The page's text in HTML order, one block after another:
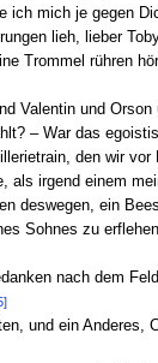
ich mich je gegen
lieh, lieber
Trommel rühren
Valentin und
– War das
den wir
als irgend einem
deswegen, ein
Sohnes zu
nach dem
und ein